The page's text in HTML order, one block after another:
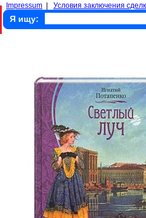
Impressum Условия заключения
Я ищу: